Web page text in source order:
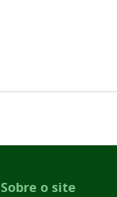
Sobre o site